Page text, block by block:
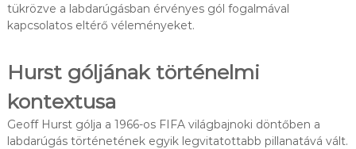
tükrözve a labdarúgásban érvényes gól fogalmával
kapcsolatos eltérő véleményeket.
Hurst góljának történelmi
kontextusa
Geoff Hurst gólja a 1966-os FIFA világbajnoki döntőben a
labdarúgás történetének egyik legvitatottabb pillanatává vált.